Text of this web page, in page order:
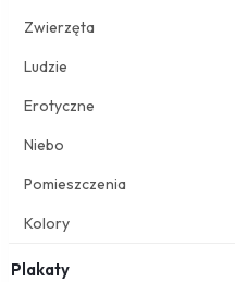
Zwierzęta
Ludzie
Erotyczne
Niebo
Pomieszczenia
Kolory
Plakaty